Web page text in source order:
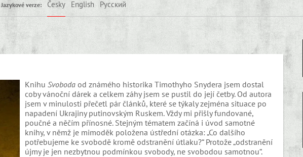
Jazykové verze: Česky English Русский
Knihu Svobodaod známého historika Timothyho Snydera jsem dostal
coby vánoční dárek a celkem záhy jsem se pustil do její četby. Od autora
jsem v minulosti přečetl pár článků, které se týkaly zejména situace po
napadení Ukrajiny putinovským Ruskem. Vždy mi přišly fundované,
poučné a něčím přínosné. Stejným tématem začíná i úvod samotné
knihy, v němž je mimoděk položena ústřední otázka: „Co dalšího
potřebujeme ke svobodě kromě odstranění útlaku?“ Protože „odstranění
újmy je jen nezbytnou podmínkou svobody, ne svobodou samotnou“.